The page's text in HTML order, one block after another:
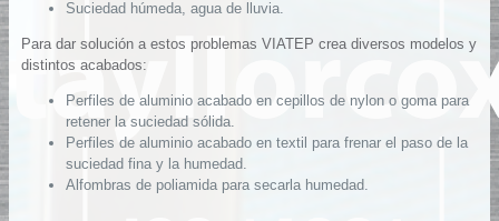
Suciedad húmeda, agua de lluvia.
Para dar solución a estos problemas VIATEP crea diversos modelos y
distintos acabados:
Perfiles de aluminio acabado en cepillos de nylon o goma para
retener la suciedad sólida.
Perfiles de aluminio acabado en textil para frenar el paso de la
suciedad fina y la humedad.
Alfombras de poliamida para secarla humedad.